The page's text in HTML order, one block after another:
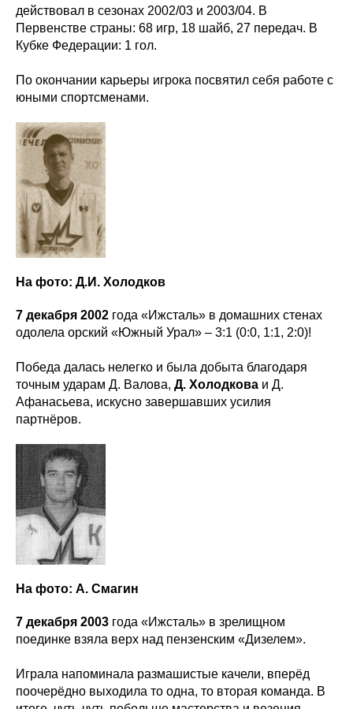
действовал в сезонах 2002/03 и 2003/04. В
Первенстве страны: 68 игр, 18 шайб, 27 передач. В
Кубке Федерации: 1 гол.
По окончании карьеры игрока посвятил себя работе с
юными спортсменами.
На фото: Д.И. Холодков
7 декабря 2002 года «Ижсталь» в домашних стенах
одолела орский «Южный Урал» – 3:1 (0:0, 1:1, 2:0)!
Победа далась нелегко и была добыта благодаря
точным ударам Д. Валова, Д. Холодкова и Д.
Афанасьева, искусно завершавших усилия
партнёров.
На фото: А. Смагин
7 декабря 2003 года «Ижсталь» в зрелищном
поединке взяла верх над пензенским «Дизелем».
Играла напоминала размашистые качели, вперёд
поочерёдно выходила то одна, то вторая команда. В
ХК«Ижсталь»
Администрация
Состав команды
НМХК
Тренерский штаб
Календарь МХЛ
Спортивная школа
по хоккею
Медиа